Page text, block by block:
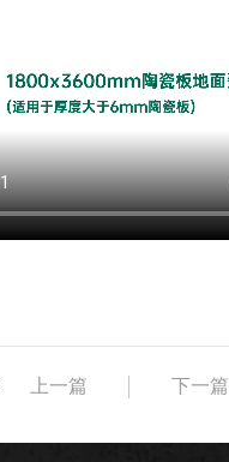
上一篇 下一篇